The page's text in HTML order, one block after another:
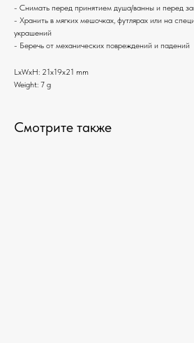
- Снимать перед принятием душа/ванны и перед
- Хранить в мягких мешочках, футлярах или на
украшений
- Беречь от механических повреждений и падений
LxWxH: 21x19x21 mm
Weight: 7 g
Смотрите также